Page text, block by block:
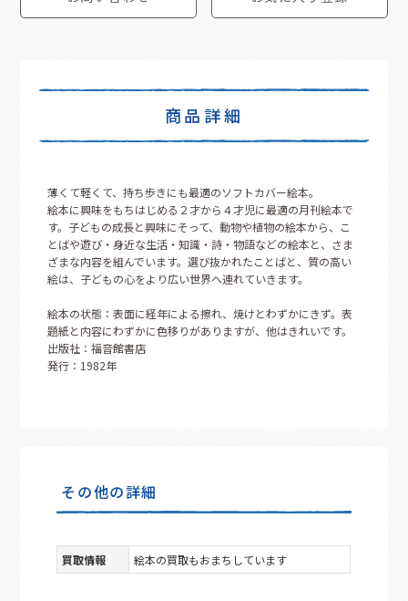
商品詳細
薄くて軽くて、持ち歩きにも最適のソフトカバー絵本。
絵本に興味をもちはじめる２才から４才児に最適の月刊絵本で
す。子どもの成長と興味にそって、動物や植物の絵本から、こ
とばや遊び・身近な生活・知識・詩・物語などの絵本と、さま
ざまな内容を組んでいます。選び抜かれたことばと、質の高い
絵は、子どもの心をより広い世界へ連れていきます。
絵本の状態：表面に経年による擦れ、焼けとわずかにきず。表
題紙と内容にわずかに色移りがありますが、他はきれいです。
出版社：福音館書店
発行：1982年
その他の詳細
買取情報 絵本の買取もおまちしています